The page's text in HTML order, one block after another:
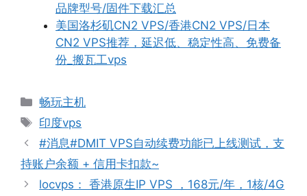
品牌型号/固件下载汇总
美国洛杉矶CN2 VPS/香港CN2 VPS/日本
CN2 VPS推荐，延迟低、稳定性高、免费备
份_搬瓦工vps
分
类
畅玩主机
标
签
印度vps
#消息#DMIT VPS自动续费功能已上线测试，支
持账户余额 + 信用卡扣款~
locvps： 香港原生IP VPS ，168元/年，1核/4G